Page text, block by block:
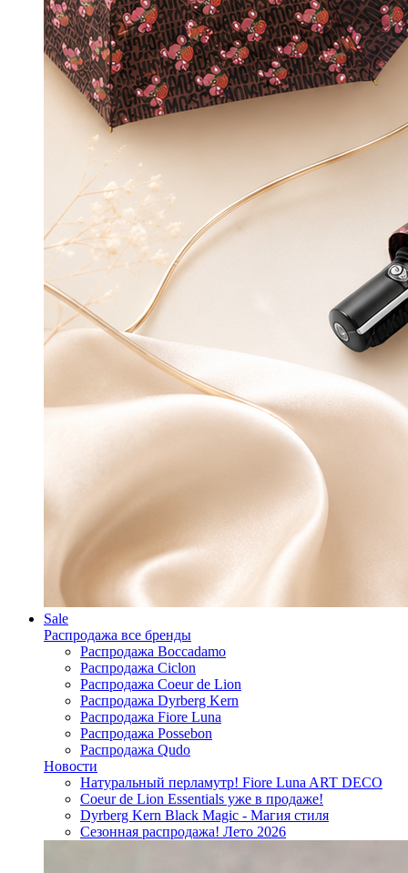
Sale
Распродажа все бренды
Распродажа Boccadamo
Распродажа Ciclon
Распродажа Coeur de Lion
Распродажа Dyrberg Kern
Распродажа Fiore Luna
Распродажа Possebon
Распродажа Qudo
Новости
Натуральный перламутр! Fiore Luna ART DECO
Coeur de Lion Essentials уже в продаже!
Dyrberg Kern Black Magic - Магия стиля
Сезонная распродажа! Лето 2026